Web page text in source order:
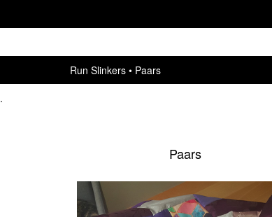
Run Slinkers
Paars
.
Paars